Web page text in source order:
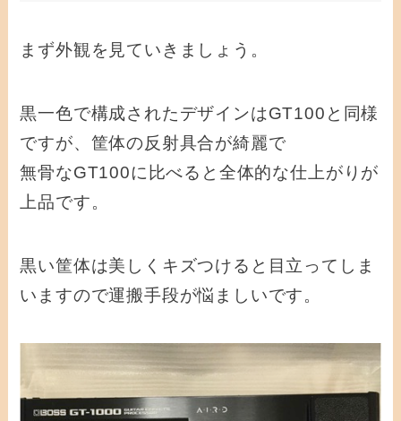
まず外観を見ていきましょう。
黒一色で構成されたデザインはGT100と同様
ですが、筐体の反射具合が綺麗で
無骨なGT100に比べると全体的な仕上がりが
上品です。
黒い筐体は美しくキズつけると目立ってしま
いますので運搬手段が悩ましいです。